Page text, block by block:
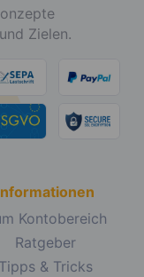
Zielen.
Kontobereich
Ratgeber
Tipps & Tricks